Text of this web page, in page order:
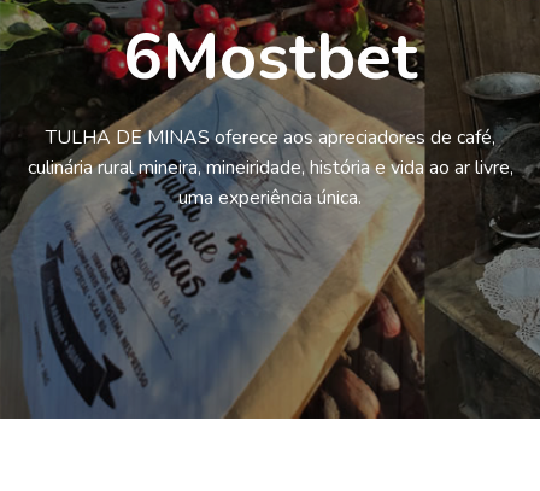
6Mostbet
TULHA DE MINAS oferece aos apreciadores de café,
culinária rural mineira, mineiridade, história e vida ao ar livre,
uma experiência única.